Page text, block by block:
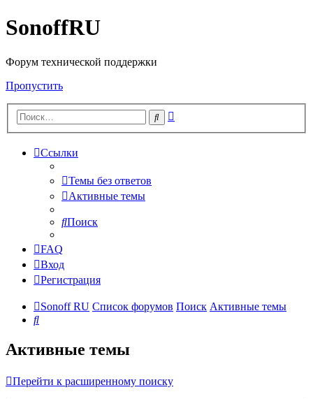
SonoffRU
Форум технической поддержки
Пропустить
Поиск
Ссылки
Темы без ответов
Активные темы
Поиск
FAQ
Вход
Регистрация
Sonoff RU Список форумов Поиск Активные темы
Поиск
Активные темы
Перейти к расширенному поиску